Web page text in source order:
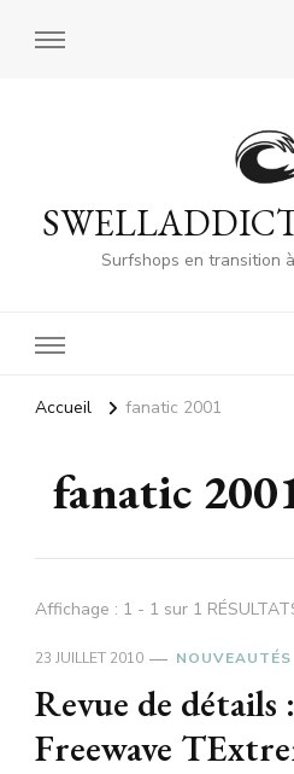
Surfshops en transition
Accueil fanatic 2001
fanatic
Affichage : 1 - 1 sur 1
23 JUILLET 2010 NOUVEAUTÉS
Revue de détails
Freewave